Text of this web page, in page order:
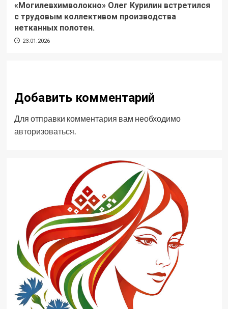
«Могилевхимволокно» Олег Курилин встретился
с трудовым коллективом производства
нетканных полотен.
23.01.2026
Добавить комментарий
Для отправки комментария вам необходимо
авторизоваться.